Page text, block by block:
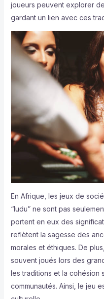
joueurs peuvent explorer
gardant un lien avec ces
En Afrique, les jeux de
“ludu” ne sont pas
portent en eux des
reflètent la sagesse des
morales et éthiques. De
souvent joués lors des
les traditions et la cohésion
communautés. Ainsi, le jeu